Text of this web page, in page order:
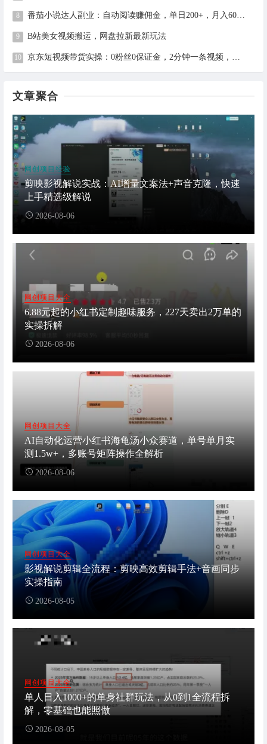
番茄小说达人副业：自动阅读赚佣金，单日200+，月入6000-15000
B站美女视频搬运，网盘拉新最新玩法
京东短视频带货实操：0粉丝0保证金，2分钟一条视频，新手日赚1千+
文章聚合
网创项目经验
剪映影视解说实战：AI增量文案法+声音克隆，快速
上手精选级解说
2026-08-06
网创项目大全
6.88元起的小红书定制趣味服务，227天卖出2万单的
实操拆解
2026-08-06
网创项目大全
AI自动化运营小红书海龟汤小众赛道，单号单月实
测1.5w+，多账号矩阵操作全解析
2026-08-06
网创项目大全
影视解说剪辑全流程：剪映高效剪辑手法+音画同步
实操指南
2026-08-05
网创项目大全
单人日入1000+的单身社群玩法，从0到1全流程拆
解，零基础也能照做
2026-08-05